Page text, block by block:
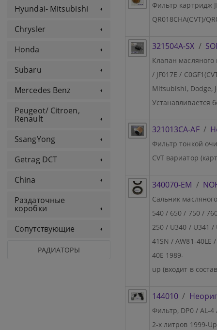
Hyundai- Mitsubishi
Chrysler
Honda
Subaru
Mercedes Benz
Peugeot/ Citroen,
Renault
SsangYong
Getrag DCT
China
Раздаточные
коробки
Сопутствующие
РАДИАТОРЫ
Фильтр картридж
QR018CHA(CVT)/
321504A-SX /
Клапан масляного
/ JF017E /
Mitsubishi, Dodge,
Устанавливается
321013CA-AF /
Фильтр тонкой
CVT вариатор
340070-EM /
Сальник
540 / 650 / 750 /
250 / U340 / U341 /
41SN / AW81-40LE
40E 1989-
up (входит в
144010 /
Фильтр, DP0 / AL-
2-х литров 1999-Up